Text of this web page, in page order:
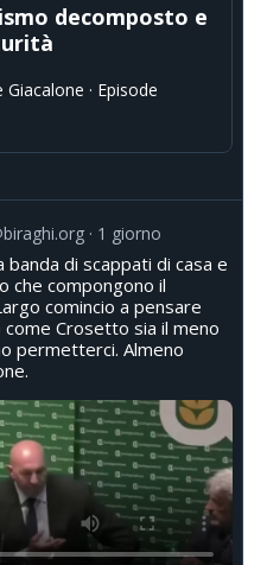
decomposto e
· Episode
1 giorno
di scappati di casa e
che compongono il
comincio a pensare
Crosetto sia il meno
permetterci. Almeno